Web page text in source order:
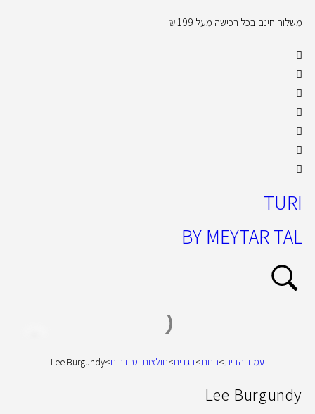
משלוח חינם בכל רכישה מעל 199 ₪
TURI
BY MEYTAR TAL
עמוד הבית>חנות>בגדים>חולצות וסוודרים>
Lee Burgundy
Lee Burgundy